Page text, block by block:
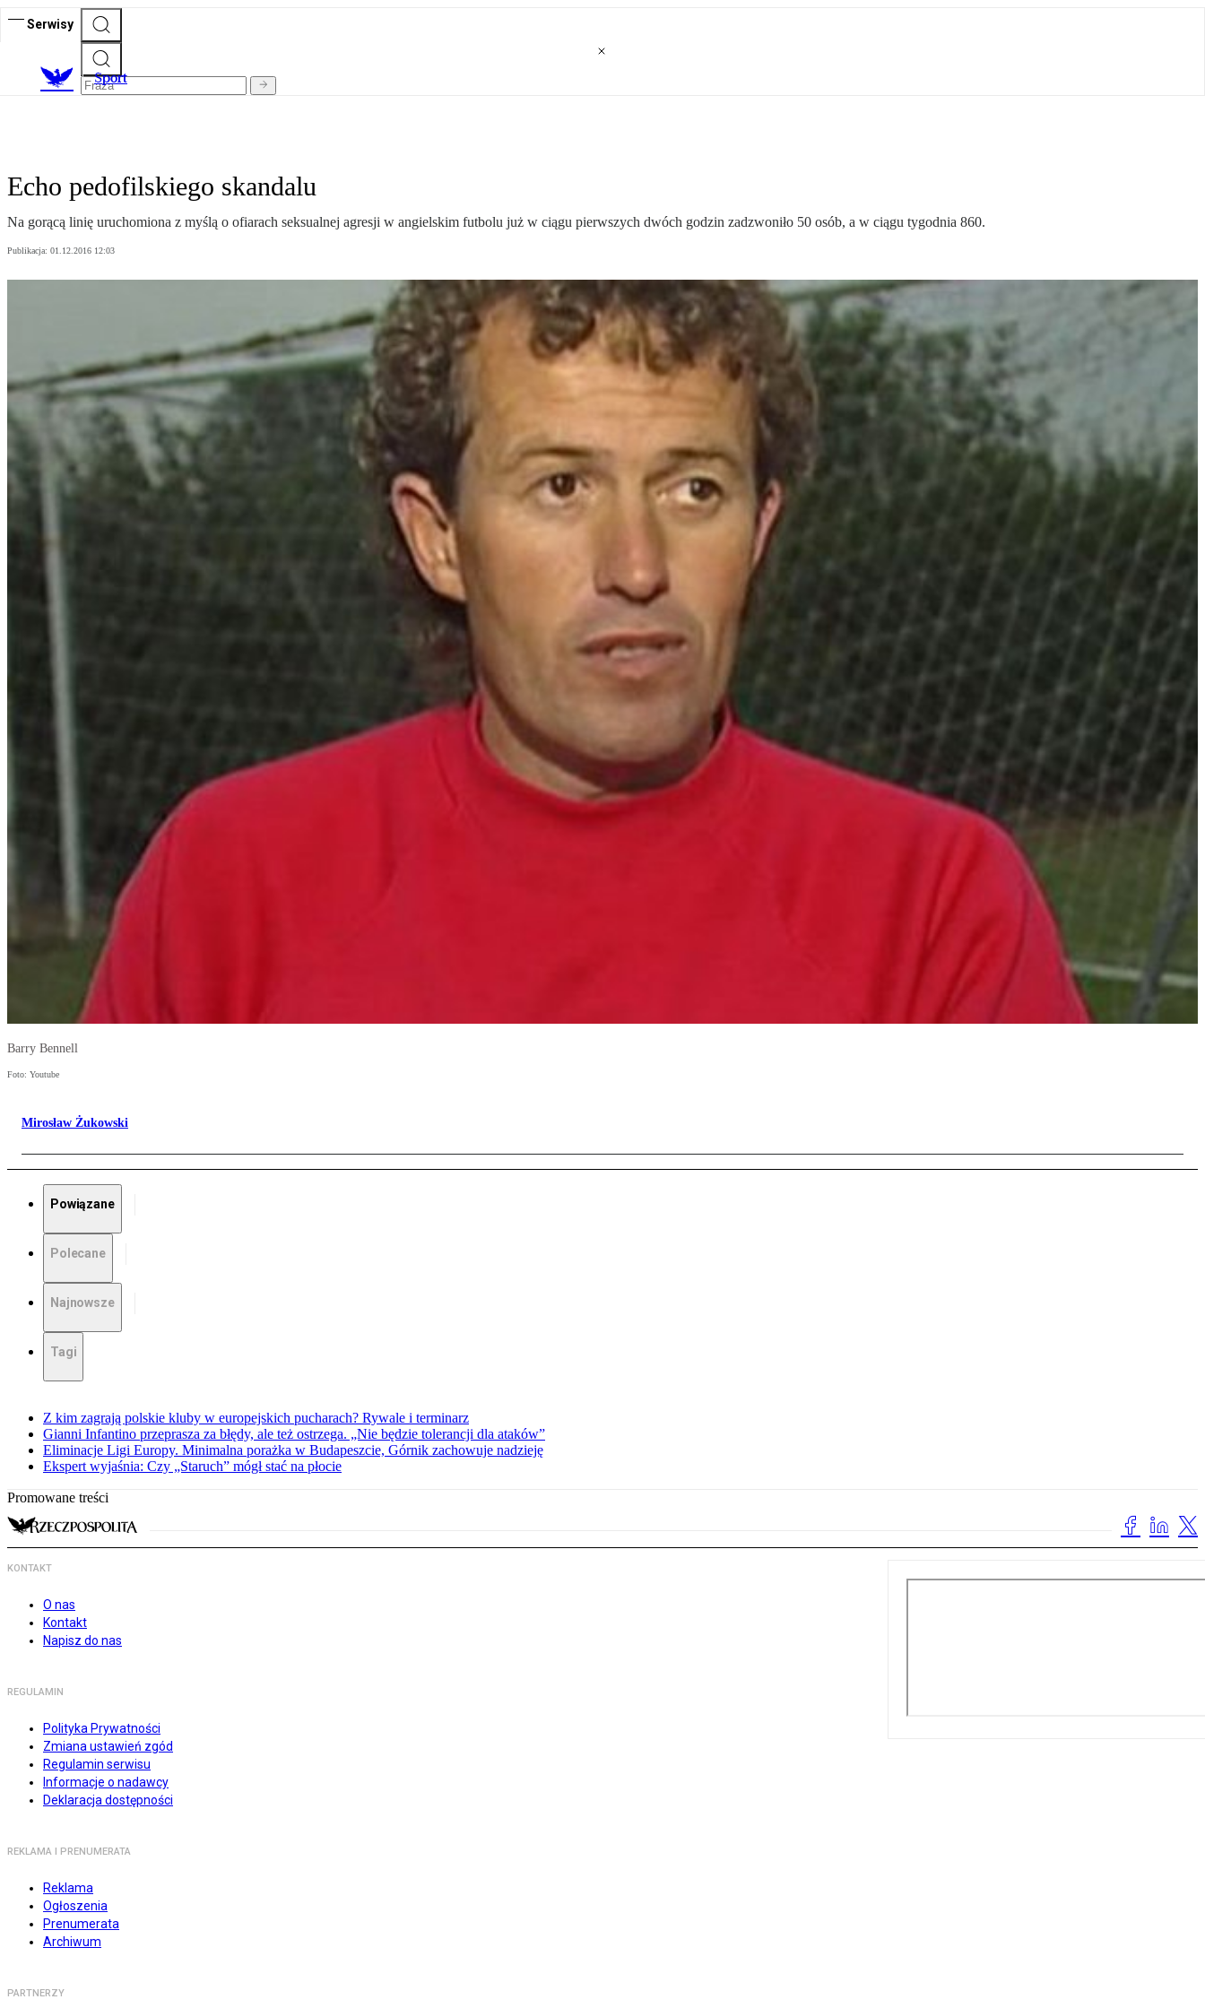
Serwisy
Sport
Echo pedofilskiego skandalu
Na gorącą linię uruchomiona z myślą o ofiarach seksualnej agresji w angielskim futbolu już w ciągu pierwszych dwóch godzin zadzwoniło 50 osób, a w ciągu tygodnia 860.
Publikacja: 01.12.2016 12:03
Barry Bennell
Foto: Youtube
Mirosław Żukowski
Powiązane
Polecane
Najnowsze
Tagi
Z kim zagrają polskie kluby w europejskich pucharach? Rywale i terminarz
Gianni Infantino przeprasza za błędy, ale też ostrzega. „Nie będzie tolerancji dla ataków”
Eliminacje Ligi Europy. Minimalna porażka w Budapeszcie, Górnik zachowuje nadzieję
Ekspert wyjaśnia: Czy „Staruch” mógł stać na płocie
Promowane treści
KONTAKT
O nas
Kontakt
Napisz do nas
REGULAMIN
Polityka Prywatności
Zmiana ustawień zgód
Regulamin serwisu
Informacje o nadawcy
Deklaracja dostępności
REKLAMA I PRENUMERATA
Reklama
Ogłoszenia
Prenumerata
Archiwum
PARTNERZY